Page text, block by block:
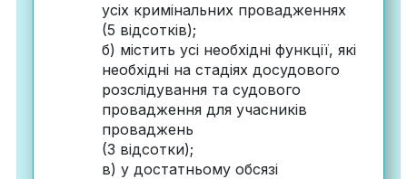
усіх кримінальних провадженнях
(5 відсотків);
б) містить усі необхідні функції, які
необхідні на стадіях досудового
розслідування та судового
провадження для учасників
проваджень
(3 відсотки);
в) у достатньому обсязі